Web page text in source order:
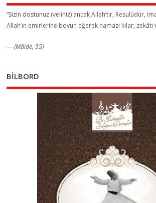
“Sizin dostunuz (veliniz) ancak Allah’tır, Resulüdür,
Allah’ın emirlerine boyun eğerek namazı kılar, zekâtı
—(Mâide, 55)
BİLBORD